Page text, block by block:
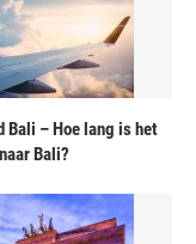
– Hoe lang is het
Bali?